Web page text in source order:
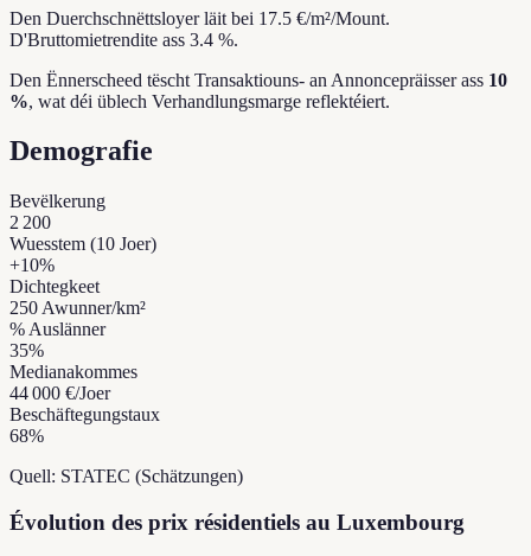
Den Duerchschnëttsloyer läit bei 17.5 €/m²/Mount.
D'Bruttomietrendite ass 3.4 %.
Den Ënnerscheed tëscht Transaktiouns- an Annoncepräisser ass 10
%, wat déi üblech Verhandlungsmarge reflektéiert.
Demografie
Bevëlkerung
2 200
Wuesstem (10 Joer)
+10%
Dichtegkeet
250 Awunner/km²
% Auslänner
35%
Medianakommes
44 000 €/Joer
Beschäftegungstaux
68%
Quell: STATEC (Schätzungen)
Évolution des prix résidentiels au Luxembourg